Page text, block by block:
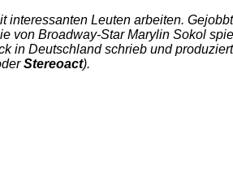
interessanten Leuten arbeiten.
von Broadway-Star Marylin Sokol
in Deutschland schrieb und
Stereoact).